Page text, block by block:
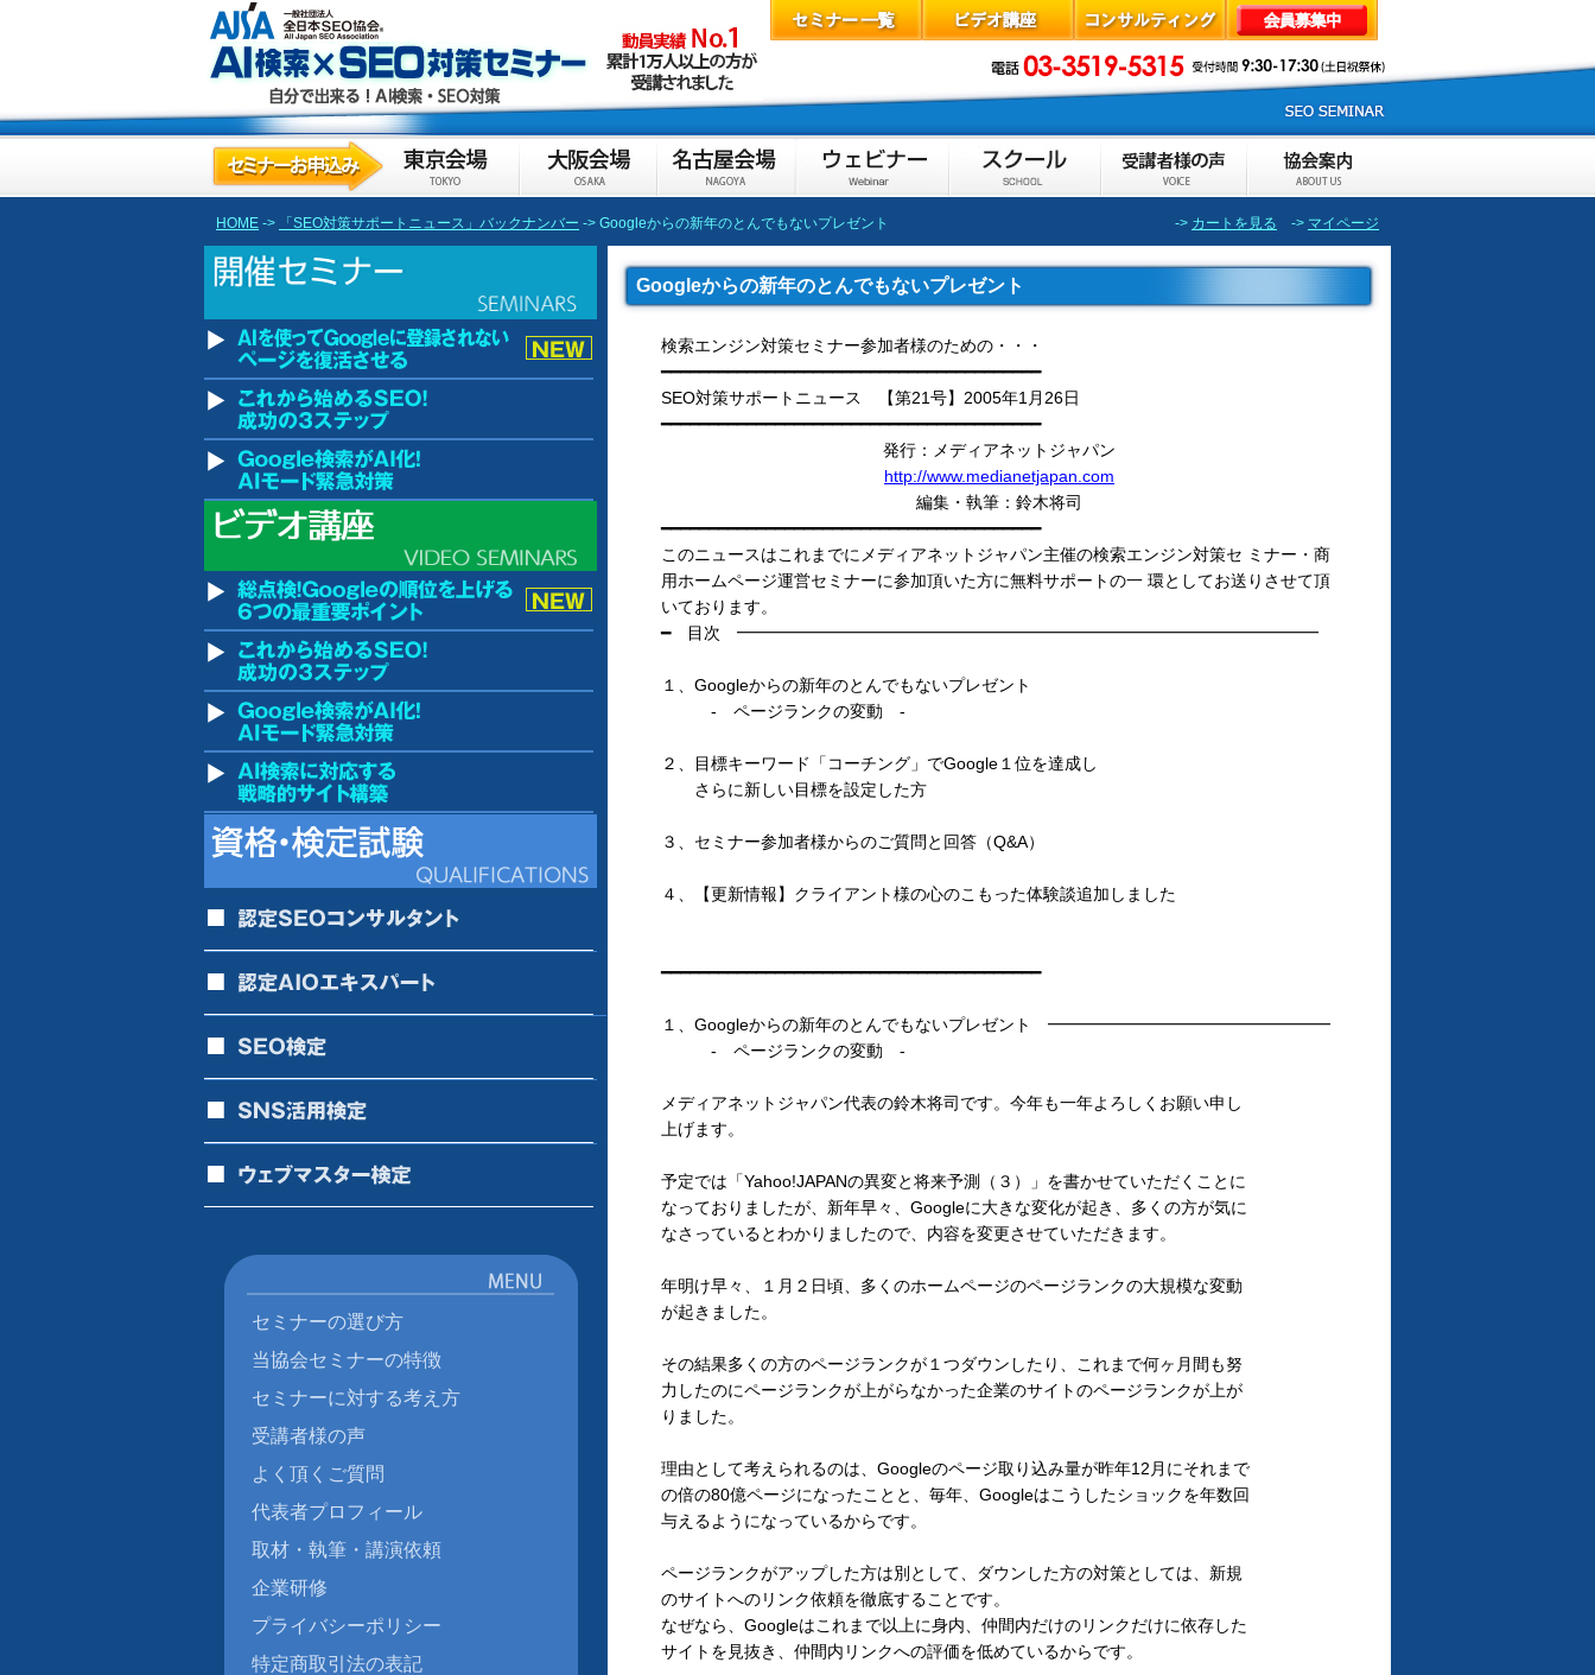
HOME -> 「SEO対策サポートニュース」バックナンバー -> Googleからの新年のとんでもないプレゼント -> カートを見る -> マイページ
Googleからの新年のとんでもないプレゼント
検索エンジン対策セミナー参加者様のための・・・
━━━━━━━━━━━━━━━━━━━━━━━━━━━━━━━━━━━━━━━━
SEO対策サポートニュース 【第21号】2005年1月26日
━━━━━━━━━━━━━━━━━━━━━━━━━━━━━━━━━━━━━━━━
発行：メディアネットジャパン
http://www.medianetjapan.com
編集・執筆：鈴木将司
━━━━━━━━━━━━━━━━━━━━━━━━━━━━━━━━━━━━━━━━
このニュースはこれまでにメディアネットジャパン主催の検索エンジン対策セ ミナー・商
用ホームページ運営セミナーに参加頂いた方に無料サポートの一 環としてお送りさせて頂
いております。
━ 目次 ━━━━━━━━━━━━━━━━━━━━━━━━━━━━━━━━━━━
１、Googleからの新年のとんでもないプレゼント
- ページランクの変動 -
２、目標キーワード「コーチング」でGoogle１位を達成し
さらに新しい目標を設定した方
３、セミナー参加者様からのご質問と回答（Q&A）
４、【更新情報】クライアント様の心のこもった体験談追加しました
━━━━━━━━━━━━━━━━━━━━━━━━━━━━━━━━━━━━━━━━
１、Googleからの新年のとんでもないプレゼント ━━━━━━━━━━━━━━━━━
- ページランクの変動 -
メディアネットジャパン代表の鈴木将司です。今年も一年よろしくお願い申し
上げます。
予定では「Yahoo!JAPANの異変と将来予測（３）」を書かせていただくことに
なっておりましたが、新年早々、Googleに大きな変化が起き、多くの方が気に
なさっているとわかりましたので、内容を変更させていただきます。
年明け早々、１月２日頃、多くのホームページのページランクの大規模な変動
が起きました。
その結果多くの方のページランクが１つダウンしたり、これまで何ヶ月間も努
力したのにページランクが上がらなかった企業のサイトのページランクが上が
りました。
理由として考えられるのは、Googleのページ取り込み量が昨年12月にそれまで
の倍の80億ページになったことと、毎年、Googleはこうしたショックを年数回
与えるようになっているからです。
ページランクがアップした方は別として、ダウンした方の対策としては、新規
のサイトへのリンク依頼を徹底することです。
なぜなら、Googleはこれまで以上に身内、仲間内だけのリンクだけに依存した
サイトを見抜き、仲間内リンクへの評価を低めているからです。
セミナーの選び方
当協会セミナーの特徴
セミナーに対する考え方
受講者様の声
よく頂くご質問
代表者プロフィール
取材・執筆・講演依頼
企業研修
プライバシーポリシー
特定商取引法の表記